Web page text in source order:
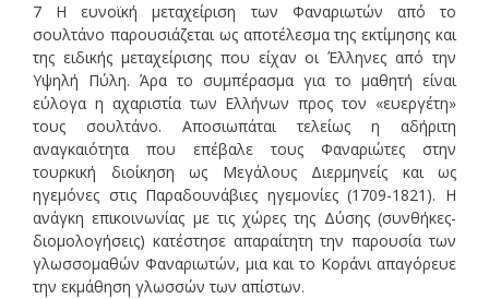
7 Η ευνοϊκή μεταχείριση των Φαναριωτών από το
σουλτάνο παρουσιάζεται ως αποτέλεσμα της εκτίμησης και
της ειδικής μεταχείρισης που είχαν οι Έλληνες από την
Υψηλή Πύλη. Άρα το συμπέρασμα για το μαθητή είναι
εύλογα η αχαριστία των Ελλήνων προς τον «ευεργέτη»
τους σουλτάνο. Αποσιωπάται τελείως η αδήριτη
αναγκαιότητα που επέβαλε τους Φαναριώτες στην
τουρκική διοίκηση ως Μεγάλους Διερμηνείς και ως
ηγεμόνες στις Παραδουνάβιες ηγεμονίες (1709-1821). Η
ανάγκη επικοινωνίας με τις χώρες της Δύσης (συνθήκες-
διομολογήσεις) κατέστησε απαραίτητη την παρουσία των
γλωσσομαθών Φαναριωτών, μια και το Κοράνι απαγόρευε
την εκμάθηση γλωσσών των απίστων.